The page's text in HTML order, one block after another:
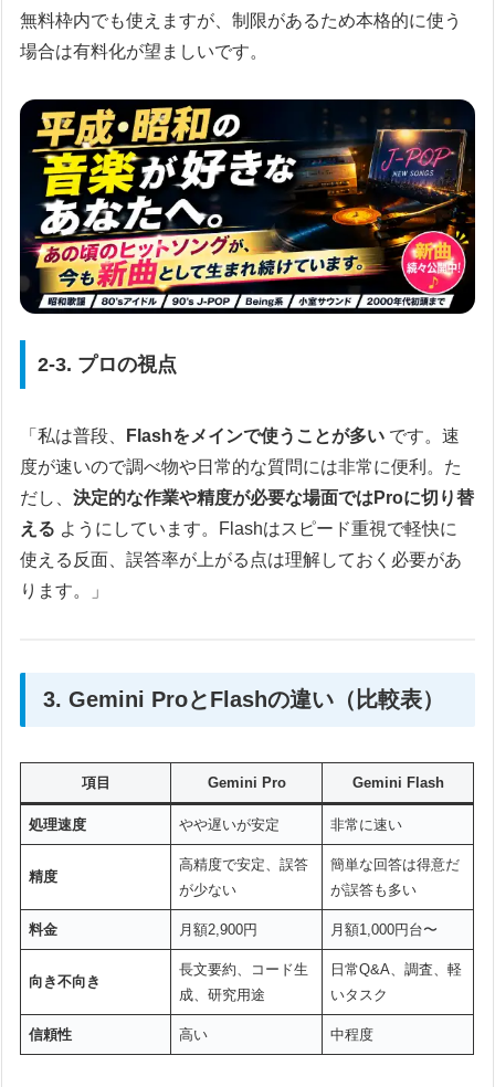
無料枠内でも使えますが、制限があるため本格的に使う
場合は有料化が望ましいです。
2-3. プロの視点
「私は普段、 Flashをメインで使うことが多い です。速
度が速いので調べ物や日常的な質問には非常に便利。た
だし、決定的な作業や精度が必要な場面ではProに切り替
える ようにしています。Flashはスピード重視で軽快に
使える反面、誤答率が上がる点は理解しておく必要があ
ります。」
3. Gemini ProとFlashの違い（比較表）
項目 Gemini Pro Gemini Flash
処理速度 やや遅いが安定 非常に速い
精度
高精度で安定、誤答
が少ない
簡単な回答は得意だ
が誤答も多い
料金 月額2,900円 月額1,000円台〜
向き不向き
長文要約、コード生
成、研究用途
日常Q&A、調査、軽
いタスク
信頼性 高い 中程度